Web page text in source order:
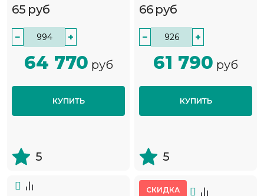
65 руб
− +
64 770 руб
КУПИТЬ
5
66 руб
− +
61 790 руб
КУПИТЬ
5
СКИДКА